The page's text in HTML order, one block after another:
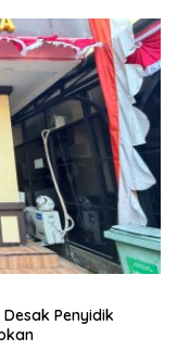
Penyidik